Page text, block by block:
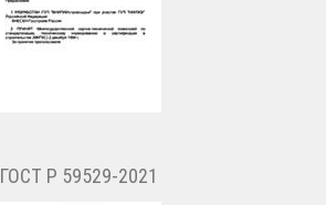
ГОСТ Р 59529-2021